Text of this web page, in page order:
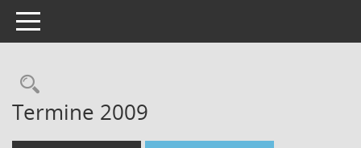
Toggle navigation
Rechercheauswahl
Termine 2009